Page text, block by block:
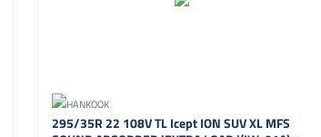
295/35R 22 108V TL Icept ION SUV XL MFS